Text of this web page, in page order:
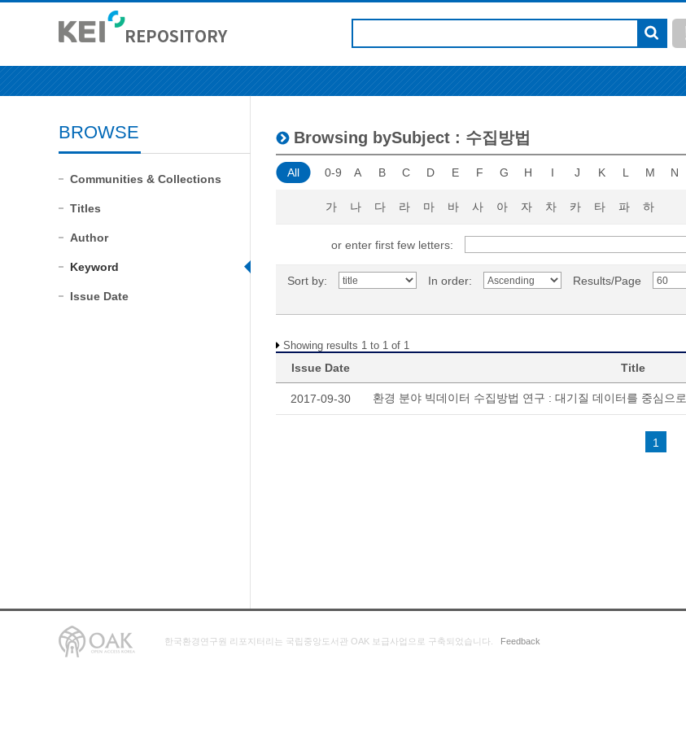
BROWSE
Communities & Collections
Titles
Author
Keyword
Issue Date
Browsing bySubject : 수집방법
All 0-9 A B C D E F G H I J K L M N
가 나 다 라 마 바 사 아 자 차 카 타 파 하
or enter first few letters:
Sort by: In order: Results/Page
Showing results 1 to 1 of 1
Issue Date Title
2017-09-30 환경 분야 빅데이터 수집방법 연구 : 대기질 데이터를 중심으로
1
한국환경연구원 리포지터리는 국립중앙도서관 OAK 보급사업으로 구축되었습니다. Feedback